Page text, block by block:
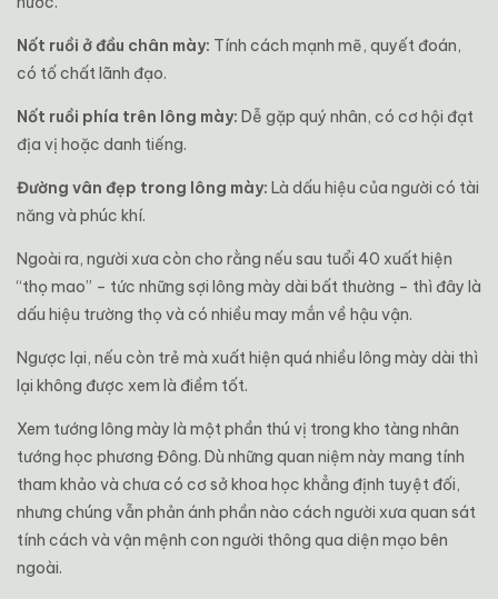
Nốt ruồi ở đầu chân mày: Tính cách mạnh mẽ, quyết đoán,
có tố chất lãnh đạo.
Nốt ruồi phía trên lông mày: Dễ gặp quý nhân, có cơ hội đạt
địa vị hoặc danh tiếng.
Đường vân đẹp trong lông mày: Là dấu hiệu của người có tài
năng và phúc khí.
Ngoài ra, người xưa còn cho rằng nếu sau tuổi 40 xuất hiện
“thọ mao” – tức những sợi lông mày dài bất thường – thì đây là
dấu hiệu trường thọ và có nhiều may mắn về hậu vận.
Ngược lại, nếu còn trẻ mà xuất hiện quá nhiều lông mày dài thì
lại không được xem là điềm tốt.
Xem tướng lông mày là một phần thú vị trong kho tàng nhân
tướng học phương Đông. Dù những quan niệm này mang tính
tham khảo và chưa có cơ sở khoa học khẳng định tuyệt đối,
nhưng chúng vẫn phản ánh phần nào cách người xưa quan sát
tính cách và vận mệnh con người thông qua diện mạo bên
ngoài.